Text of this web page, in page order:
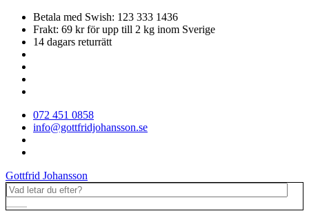
Betala med Swish: 123 333 1436
Frakt: 69 kr för upp till 2 kg inom Sverige
14 dagars returrätt
072 451 0858
info@gottfridjohansson.se
Gottfrid Johansson